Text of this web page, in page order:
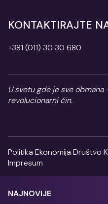
KONTAKTIRAJTE
+381 (011) 30 30 680
U svetu gde je sve
revolucionarni čin.
Politika Ekonomija Društvo
Impresum
NAJNOVIJE